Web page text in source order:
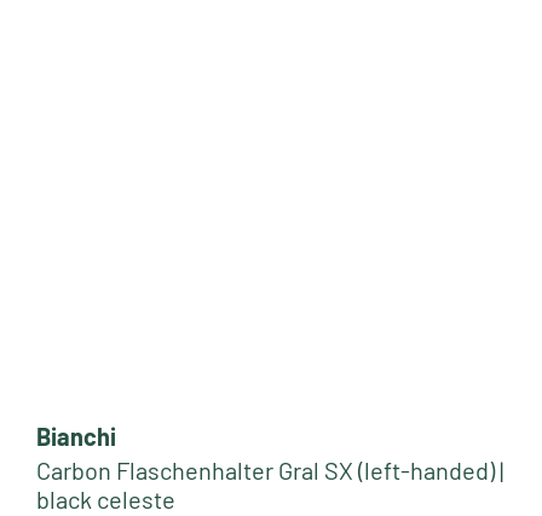
Bianchi
Carbon Flaschenhalter Gral SX (left-handed) |
black celeste